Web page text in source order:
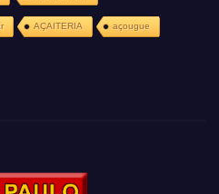
AÇAITERIA açougue